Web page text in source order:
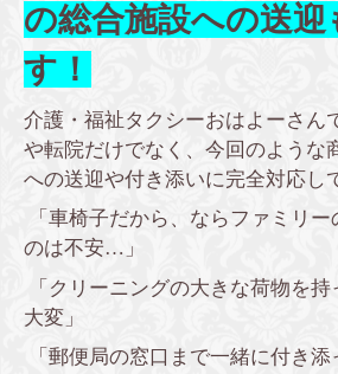
の総合施設への送迎
す！
介護・福祉タクシーおはよーさん
や転院だけでなく、今回のような
への送迎や付き添いに完全対応し
「車椅子だから、ならファミリ
のは不安…」
「クリーニングの大きな荷物を
大変」
「郵便局の窓口まで一緒に付き